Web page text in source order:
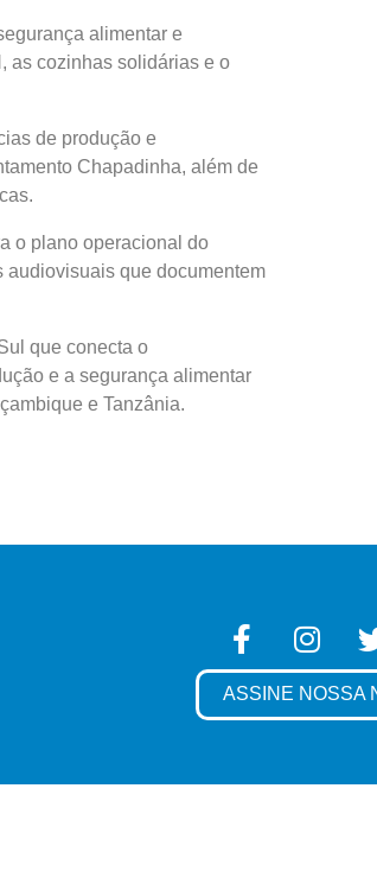
alimentar e
as cozinhas solidárias e o
de produção e
Chapadinha, além de
o plano operacional do
audiovisuais que documentem
que conecta o
e a segurança alimentar
e Tanzânia.
ASSINE NOSSA